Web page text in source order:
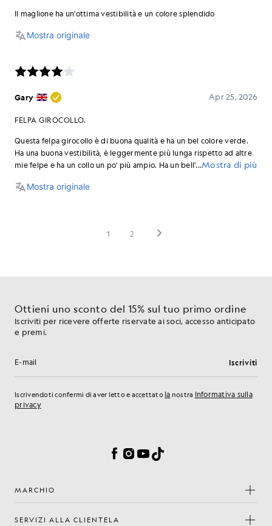
Ottieni uno sconto del 15% sul tuo primo ordine
Iscriviti per ricevere offerte riservate ai soci, accesso anticipato
e premi.
Indirizzo e-mail Iscriviti
Iscrivendoti confermi di aver letto e accettato la nostra Informativa sulla
privacy
Facebook
Instagram
YouTube
TikTok
MARCHIO
SERVIZI ALLA CLIENTELA